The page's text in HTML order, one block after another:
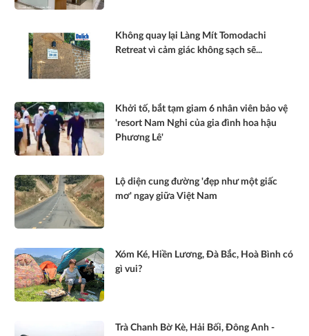
Không quay lại Làng Mít Tomodachi
Retreat vì cảm giác không sạch sẽ...
Khởi tố, bắt tạm giam 6 nhân viên bảo vệ
'resort Nam Nghi của gia đình hoa hậu
Phương Lê'
Lộ diện cung đường 'đẹp như một giấc
mơ' ngay giữa Việt Nam
Xóm Ké, Hiền Lương, Đà Bắc, Hoà Bình có
gì vui?
Trà Chanh Bờ Kè, Hải Bối, Đông Anh -